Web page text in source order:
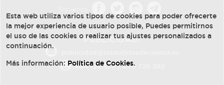
PUBLICIDAD:
684 126 573/670 726 392
Esta web utiliza varios tipos de cookies para poder ofrecerte
la mejor experiencia de usuario posible, Puedes permitirnos
el uso de las cookies o realizar tus ajustes personalizados a
continuación.
Más información: Política de Cookies.